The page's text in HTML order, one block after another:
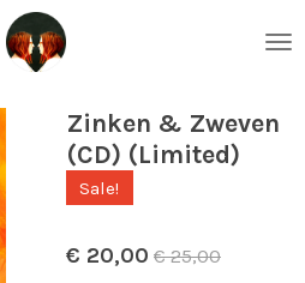
Zinken & Zweven
(CD) (Limited)
Sale!
€ 20,00 € 25,00